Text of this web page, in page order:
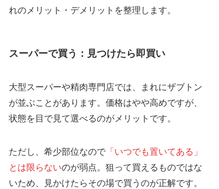
れのメリット・デメリットを整理します。
スーパーで買う：見つけたら即買い
大型スーパーや精肉専門店では、まれにザブトン
が並ぶことがあります。価格はやや高めですが、
状態を目で見て選べるのがメリットです。
ただし、希少部位なので「いつでも置いてある」
とは限らないのが弱点。狙って買えるものではな
いため、見かけたらその場で買うのが正解です。